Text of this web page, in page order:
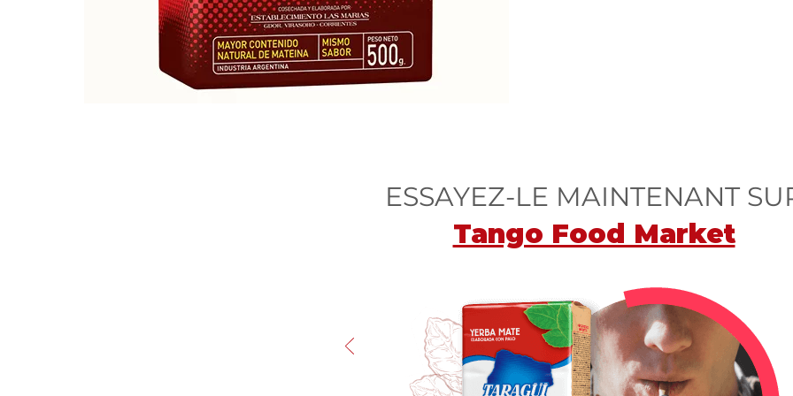
ESSAYEZ-LE MAINTENANT
Tango Food Market